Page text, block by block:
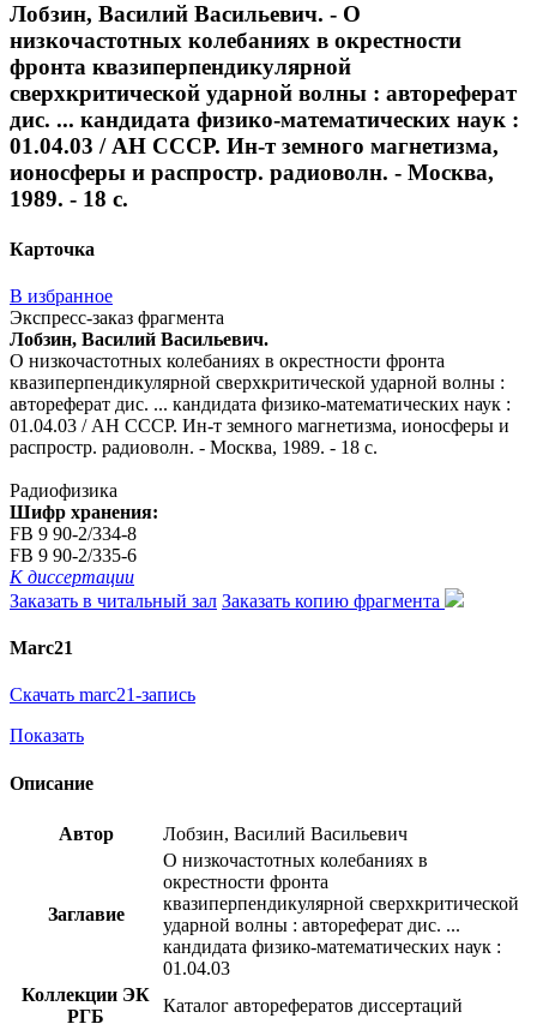
Лобзин, Василий Васильевич. - О
низкочастотных колебаниях в окрестности
фронта квазиперпендикулярной
сверхкритической ударной волны : автореферат
дис. ... кандидата физико-математических наук :
01.04.03 / АН СССР. Ин-т земного магнетизма,
ионосферы и распростр. радиоволн. - Москва,
1989. - 18 с.
Карточка
В избранное
Экспресс-заказ фрагмента
Лобзин, Василий Васильевич.
О низкочастотных колебаниях в окрестности фронта
квазиперпендикулярной сверхкритической ударной волны :
автореферат дис. ... кандидата физико-математических наук :
01.04.03 / АН СССР. Ин-т земного магнетизма, ионосферы и
распростр. радиоволн. - Москва, 1989. - 18 с.
Радиофизика
Шифр хранения:
FB 9 90-2/334-8
FB 9 90-2/335-6
К диссертации
Заказать в читальный зал Заказать копию фрагмента
Marc21
Скачать marc21-запись
Показать
Описание
Автор Лобзин, Василий Васильевич
Заглавие
О низкочастотных колебаниях в
окрестности фронта
квазиперпендикулярной сверхкритической
ударной волны : автореферат дис. ...
кандидата физико-математических наук :
01.04.03
Коллекции ЭК
РГБ
Каталог авторефератов диссертаций